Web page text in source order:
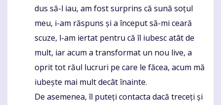
dus să-l iau, am fost surprins că sună soțul
meu, i-am răspuns și a început să-mi ceară
scuze, l-am iertat pentru că îl iubesc atât de
mult, iar acum a transformat un nou live, a
oprit tot răul lucruri pe care le făcea, acum mă
iubește mai mult decât înainte.
De asemenea, îl puteți contacta dacă treceți și